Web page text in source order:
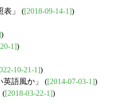
表」 ([2018-09-14-1])
)
1])
10-21-1])
英語風か」 ([2014-07-03-1])
([2018-03-22-1])